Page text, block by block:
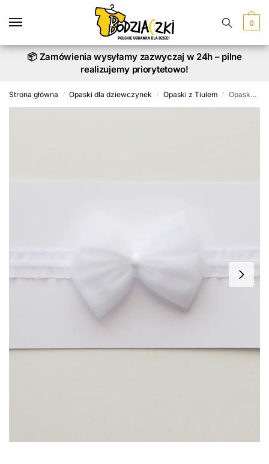
0
📦 Zamówienia wysyłamy zazwyczaj w 24h – pilne
realizujemy priorytetowo!
Strona główna / Opaski dla dziewczynek / Opaski z Tiulem / Opaska na głowę z Kokardka Tiulową Białą